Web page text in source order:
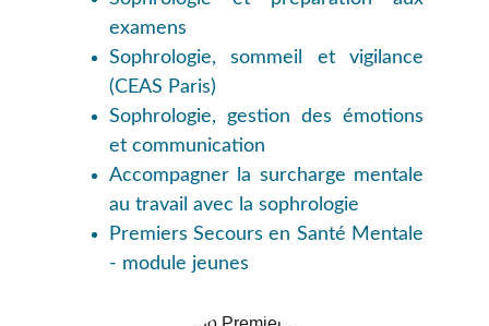
examens
Sophrologie, sommeil et vigilance
(CEAS Paris)
Sophrologie, gestion des émotions
et communication
Accompagner la surcharge mentale
au travail avec la sophrologie
Premiers Secours en Santé Mentale
- module jeunes